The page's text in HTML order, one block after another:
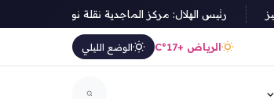
رئيس الهلال: مركز الماجدية نقلة نوعية في البنية
الرياض +17°C الوضع الليلي